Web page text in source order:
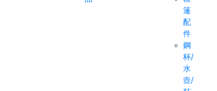
篷
配
件
鋼
杯/
水
壺/